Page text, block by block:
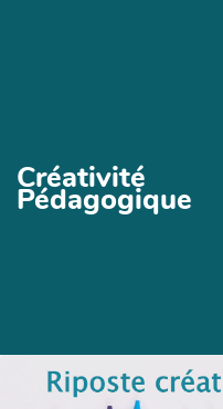
Créativité
Pédagogique